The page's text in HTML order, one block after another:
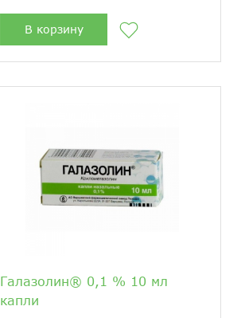
В корзину
Галазолин® 0,1 % 10 мл
капли